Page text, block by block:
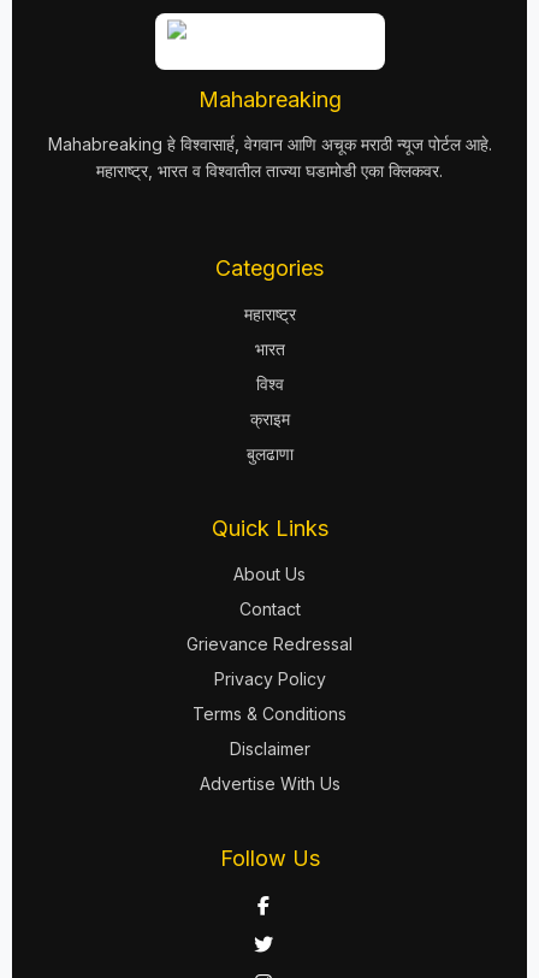
Mahabreaking
Mahabreaking हे विश्वासार्ह, वेगवान आणि अचूक मराठी न्यूज पोर्टल आहे.
महाराष्ट्र, भारत व विश्वातील ताज्या घडामोडी एका क्लिकवर.
Categories
महाराष्ट्र
भारत
विश्व
क्राइम
बुलढाणा
Quick Links
About Us
Contact
Grievance Redressal
Privacy Policy
Terms & Conditions
Disclaimer
Advertise With Us
Follow Us